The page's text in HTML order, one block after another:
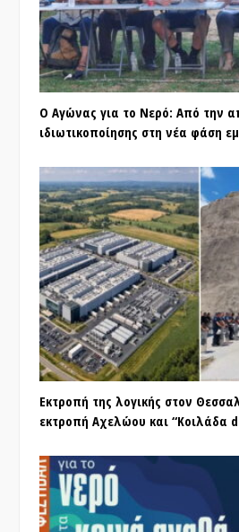
Ο Αγώνας για το Νερό: Από την
ιδιωτικοποίησης στη νέα φάση
Εκτροπή της λογικής στον
εκτροπή Αχελώου και “Κοιλάδα